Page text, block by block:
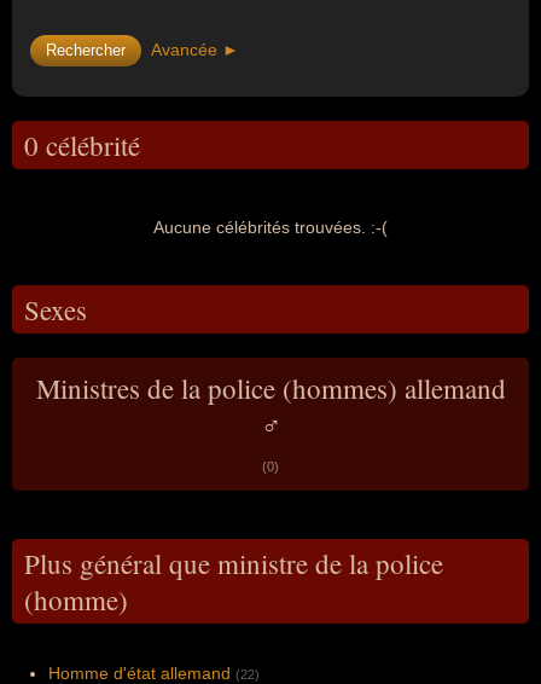
Avancée ►
0 célébrité
Aucune célébrités trouvées. :-(
Sexes
Ministres de la police (hommes) allemand
♂
(0)
Plus général que ministre de la police
(homme)
Homme d'état allemand (22)